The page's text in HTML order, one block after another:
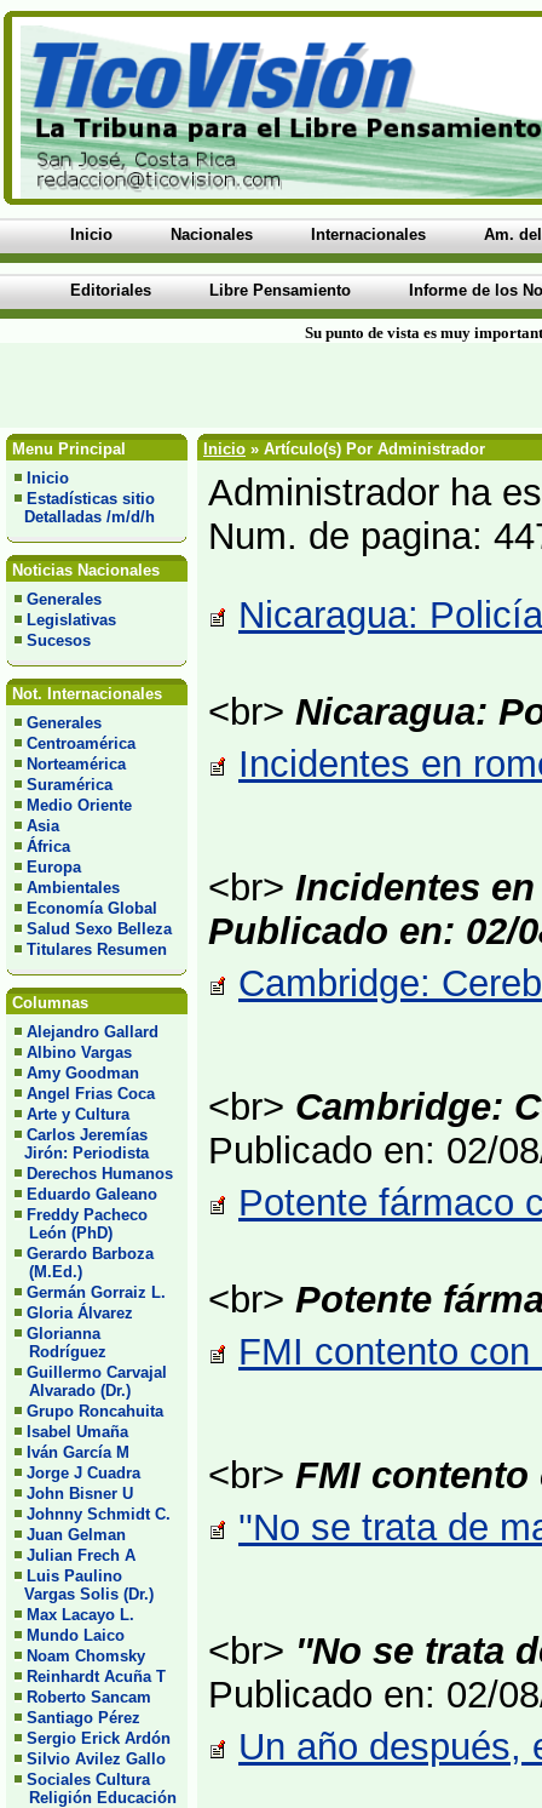
Inicio Nacionales Internacionales Am.
Editoriales Libre Pensamiento Informe de los
Su punto de vista es muy
Menu Principal
Inicio
Estadísticas sitio
Detalladas /m/d/h
Noticias Nacionales
Generales
Legislativas
Sucesos
Not. Internacionales
Generales
Centroamérica
Norteamérica
Suramérica
Medio Oriente
Asia
África
Europa
Ambientales
Economía Global
Salud Sexo Belleza
Titulares Resumen
Columnas
Alejandro Gallard
Albino Vargas
Amy Goodman
Angel Frias Coca
Arte y Cultura
Carlos Jeremías
Jirón: Periodista
Derechos Humanos
Eduardo Galeano
Freddy Pacheco
León (PhD)
Gerardo Barboza
(M.Ed.)
Germán Gorraiz L.
Gloria Álvarez
Glorianna
Rodríguez
Guillermo Carvajal
Alvarado (Dr.)
Grupo Roncahuita
Isabel Umaña
Iván García M
Jorge J Cuadra
John Bisner U
Johnny Schmidt C.
Juan Gelman
Julian Frech A
Luis Paulino
Vargas Solis (Dr.)
Max Lacayo L.
Mundo Laico
Noam Chomsky
Reinhardt Acuña T
Roberto Sancam
Santiago Pérez
Sergio Erick Ardón
Silvio Avilez Gallo
Sociales Cultura
Religión Educación
Inicio » Artículo(s) Por Administrador
Administrador ha
Num. de pagina:
Nicaragua:
<br> Nicaragua:
Incidentes en
<br> Incidentes
Publicado en: 02/
Cambridge:
<br> Cambridge:
Publicado en: 02/
Potente fármaco
<br> Potente
FMI contento
<br> FMI
''No se trata de
<br> ''No se trata
Publicado en: 02/
Un año después,